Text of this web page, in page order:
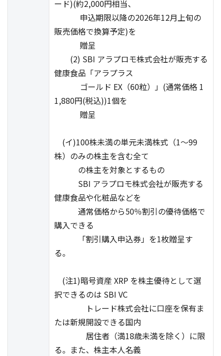
ード)(約2,000円相当、
申込期限以降の2026年12月上旬の
販売価格で換算予定)を
贈呈
(2) SBI アラプロモ株式会社が販売する
健康食品「アラプラス
ゴールド EX（60粒）」(通常価格 1
1,880円(税込))1個を
贈呈
(イ)100株未満の単元未満株式（1～99
株）のみの株主を含む全て
の株主を対象とするもの
SBI アラプロモ株式会社が販売する
健康食品や化粧品などを
通常価格から50％割引の優待価格で
購入できる
「割引購入申込券」を1枚贈呈す
る。
(注1)暗号資産 XRP を株主優待として選
択できるのは SBI VC
トレード株式会社に口座を保有ま
たは新規開設できる国内
居住者（満18歳未満を除く）に限
る。また、株主本人名義